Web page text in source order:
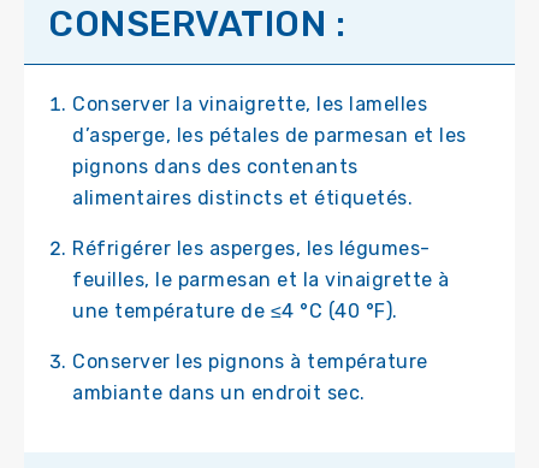
CONSERVATION :
Conserver la vinaigrette, les lamelles
d’asperge, les pétales de parmesan et les
pignons dans des contenants
alimentaires distincts et étiquetés.
Réfrigérer les asperges, les légumes-
feuilles, le parmesan et la vinaigrette à
une température de ≤4 °C (40 °F).
Conserver les pignons à température
ambiante dans un endroit sec.